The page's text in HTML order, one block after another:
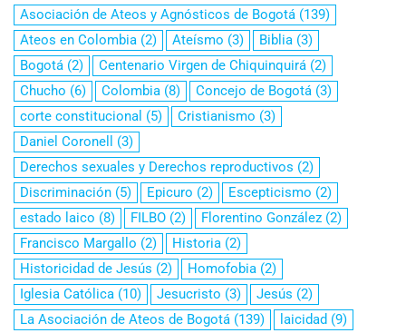
Asociación de Ateos y Agnósticos de Bogotá (139)
Ateos en Colombia (2) Ateísmo (3) Biblia (3)
Bogotá (2) Centenario Virgen de Chiquinquirá (2)
Chucho (6) Colombia (8) Concejo de Bogotá (3)
corte constitucional (5) Cristianismo (3)
Daniel Coronell
(3)
Derechos sexuales y Derechos reproductivos (2)
Discriminación (5) Epicuro (2) Escepticismo (2)
estado laico (8) FILBO (2) Florentino González (2)
Francisco Margallo (2) Historia (2)
Historicidad de Jesús (2) Homofobia (2)
Iglesia Católica (10) Jesucristo (3) Jesús (2)
La Asociación de Ateos de Bogotá (139) laicidad (9)